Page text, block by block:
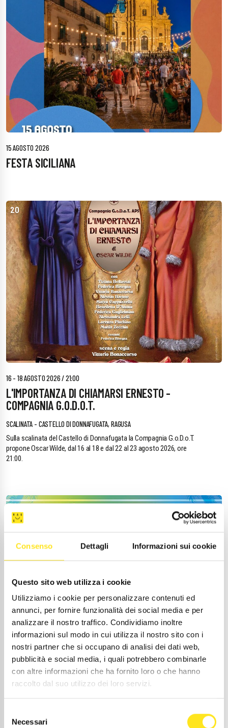
Consenso Dettagli Informazioni sui cookie
Questo sito web utilizza i cookie
Utilizziamo i cookie per personalizzare contenuti ed
annunci, per fornire funzionalità dei social media e per
analizzare il nostro traffico. Condividiamo inoltre
informazioni sul modo in cui utilizza il nostro sito con i
nostri partner che si occupano di analisi dei dati web,
pubblicità e social media, i quali potrebbero combinarle
con altre informazioni che ha fornito loro o che hanno
raccolto dal suo utilizzo dei loro servizi.
delNecessari
15 AGOSTO 2026
FESTA SICILIANA
20
16 - 18 AGOSTO 2026 / 21:00
L'IMPORTANZA DI CHIAMARSI ERNESTO -
COMPAGNIA G.O.D.O.T.
SCALINATA - CASTELLO DI DONNAFUGATA, RAGUSA
Sulla scalinata del Castello di Donnafugata la Compagnia G.o.D.o.T.
propone Oscar Wilde, dal 16 al 18 e dal 22 al 23 agosto 2026, ore
21:00.
Evento Top
18-19 AGOSTO 2026
VERTICAL TOUR